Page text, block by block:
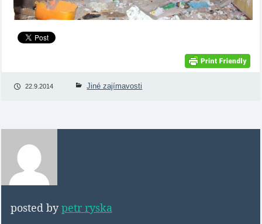
22.9.2014 Jiné zajímavosti
posted bypetr ryska